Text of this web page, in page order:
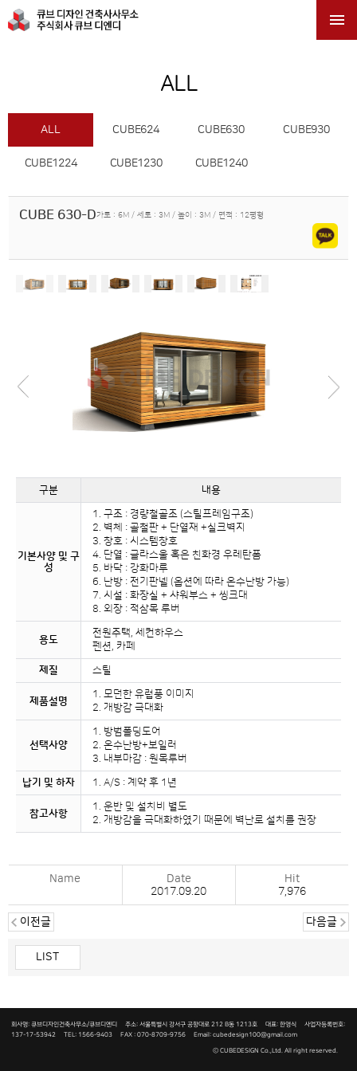

ALL
ALL CUBE624 CUBE630 CUBE930
CUBE1224 CUBE1230 CUBE1240
CUBE 630-D가로 : 6M / 세로 : 3M / 높이 : 3M / 면적 : 12평형
구분 내용
기본사양 및 구
성
1. 구조 : 경량철골조 (스틸프레임구조)
2. 벽체 : 골철판 + 단열재 +실크벽지
3. 창호 : 시스템창호
4. 단열 : 글라스울 혹은 친화경 우레탄폼
5. 바닥 : 강화마루
6. 난방 : 전기판넬 (옵션에 따라 온수난방 가능)
7. 시설 : 화장실 + 샤워부스 + 씽크대
8. 외장 : 적삼목 루버
용도
전원주택, 세컨하우스
펜션, 카페
제질 스틸
제품설명
1. 모던한 유럽풍 이미지
2. 개방감 극대화
선택사양
1. 방범폴딩도어
2. 온수난방+보일러
3. 내부마감 : 원목루버
납기 및 하자 1. A/S : 계약 후 1년
참고사항
1. 운반 및 설치비 별도
2. 개방감을 극대화하였기 때문에 벽난로 설치를 권장
Name
Date
2017.09.20
Hit
7,976
이전글 다음글
LIST
회사명: 큐브디자인건축사무소/큐브디엔디 주소: 서울특별시 강서구 공항대로 212 B동 1213호 대표: 한영식 사업자등록번호:
137-17-53942 TEL: 1566-9403 FAX : 070-8709-9756 Email: cubedesign100@gmail.com
ⓒ CUBEDESIGN Co.,Ltd. All right reserved.